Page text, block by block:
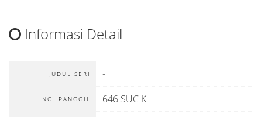
Informasi Detail
JUDUL SERI -
NO. PANGGIL 646 SUC K